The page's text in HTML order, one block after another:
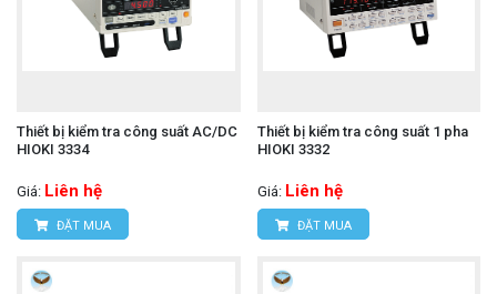
Thiết bị kiểm tra công suất AC/DC
HIOKI 3334
Giá: Liên hệ
ĐẶT MUA
Thiết bị kiểm tra công suất 1 pha
HIOKI 3332
Giá: Liên hệ
ĐẶT MUA